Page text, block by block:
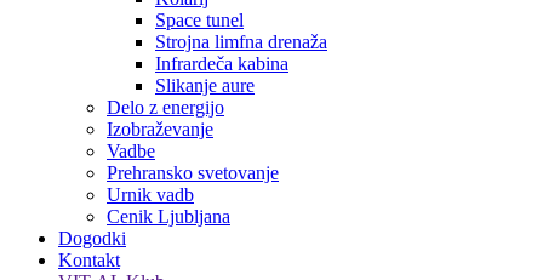
Space tunel
Strojna limfna drenaža
Infrardeča kabina
Slikanje aure
Delo z energijo
Izobraževanje
Vadbe
Prehransko svetovanje
Urnik vadb
Cenik Ljubljana
Dogodki
Kontakt